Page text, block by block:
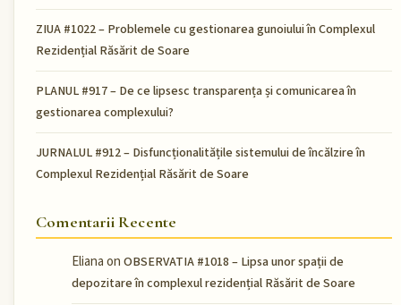
ZIUA #1022 – Problemele cu gestionarea gunoiului în Complexul
Rezidențial Răsărit de Soare
PLANUL #917 – De ce lipsesc transparența și comunicarea în
gestionarea complexului?
JURNALUL #912 – Disfuncționalitățile sistemului de încălzire în
Complexul Rezidențial Răsărit de Soare
Comentarii Recente
Elianaon OBSERVATIA #1018 – Lipsa unor spații de
depozitare în complexul rezidențial Răsărit de Soare